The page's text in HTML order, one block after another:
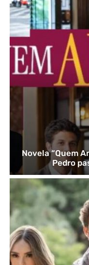
Novela “Quem
Pedro